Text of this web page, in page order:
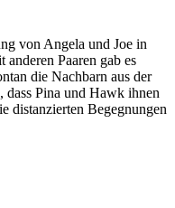
von Angela und Joe in
anderen Paaren gab es
die Nachbarn aus der
dass Pina und Hawk ihnen
distanzierten Begegnungen